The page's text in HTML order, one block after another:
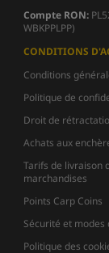
Compte RON:
WBKPPLPP)
CONDITIONS
Conditions
Politique de
Droit de
Achats aux
Tarifs de livraison
marchandises
Points Carp Coins
Sécurité et modes
Politique des